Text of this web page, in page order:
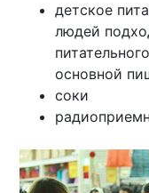
детское
людей
основной
соки